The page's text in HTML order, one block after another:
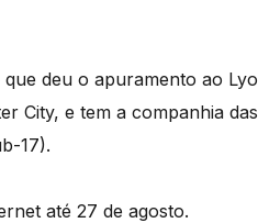
deu o apuramento ao
City, e tem a companhia das
17).
até 27 de agosto.